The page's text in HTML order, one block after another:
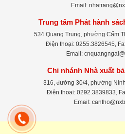
Email:
Trung tâm Phát hành
534 Quang Trung, phường Cẩm
Điện thoại: 0255.3826545,
Email:
Chi nhánh Nhà xuất
316, đường 30/4, phường
Điện thoại: 0292.3839833,
Email: